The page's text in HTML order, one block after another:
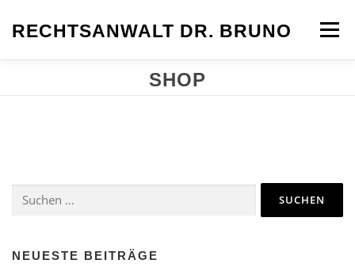
Inhalt
springen
RECHTSANWALT DR. BRUNO Menü
Werdegang
SHOP
nach:
NEUESTE BEITRÄGE